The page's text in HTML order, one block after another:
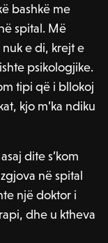
bashkë me
spital. Më
e di, krejt e
psikologjike.
tipi që i bllokoj
kjo m’ka ndiku
dite s’kom
në spital
një doktor i
dhe u ktheva